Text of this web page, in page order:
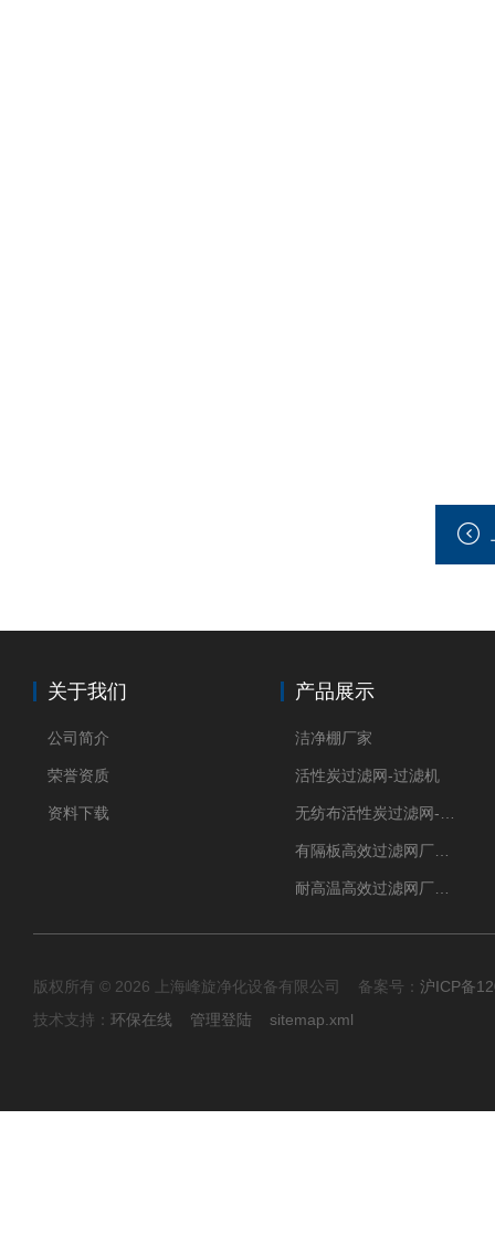
关于我们
公司简介
荣誉资质
资料下载
产品展示
洁净棚厂家
活性炭过滤网-过滤机
版权所有 © 2026 上海峰旋净化设备有限公司 备案号： 沪ICP备
技术支持： 环保在线 管理登陆 sitemap.xml